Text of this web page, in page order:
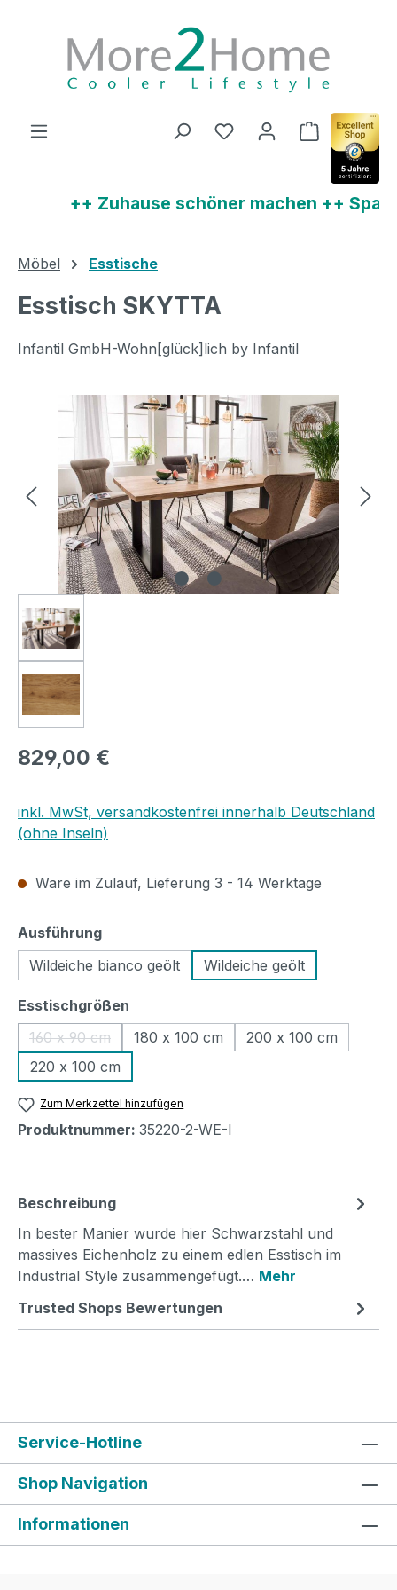
++ Zuhause schöner machen ++
Möbel Esstische
Esstisch SKYTTA
Infantil GmbH-Wohn[glück]lich by Infantil
Bildergalerie überspringen
Regulärer Preis:
829,00 €
inkl. MwSt, versandkostenfrei innerhalb Deutschland
(ohne Inseln)
Ware im Zulauf, Lieferung 3 - 14 Werktage
Ausführungauswählen
Wildeiche bianco geölt
Wildeiche geölt
Esstischgrößen
160 x 90 cm
(Diese Option ist zurzeit nicht verfügbar.)
180 x 100 cm
200 x 100 cm
220 x 100 cm
Zum Merkzettel hinzufügen
Produktnummer: 35220-2-WE-I
Beschreibung
In bester Manier wurde hier Schwarzstahl und
massives Eichenholz zu einem edlen Esstisch im
Industrial Style zusammengefügt.… Mehr
Trusted Shops Bewertungen
Service-Hotline
Shop Navigation
Informationen